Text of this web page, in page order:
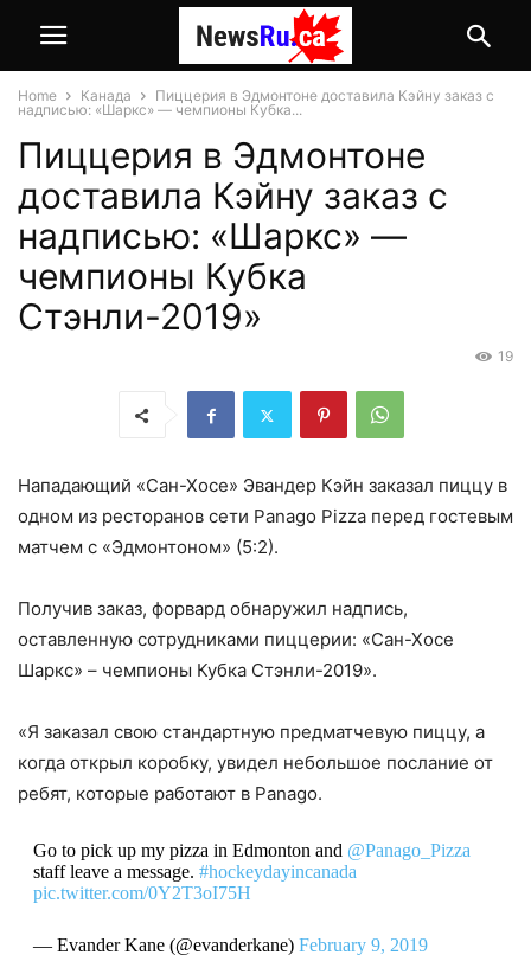
Home Канада
Пиццерия в Эдмонтоне доставила Кэйну заказ с
надписью: «Шаркс» — чемпионы Кубка...
Пиццерия в Эдмонтоне
доставила Кэйну заказ с
надписью: «Шаркс» —
чемпионы Кубка
Стэнли-2019»
19
Нападающий «Сан-Хосе» Эвандер Кэйн заказал пиццу в
одном из ресторанов сети Panago Pizza перед гостевым
матчем с «Эдмонтоном» (5:2).
Получив заказ, форвард обнаружил надпись,
оставленную сотрудниками пиццерии: «Сан-Хосе
Шаркс» – чемпионы Кубка Стэнли-2019».
«Я заказал свою стандартную предматчевую пиццу, а
когда открыл коробку, увидел небольшое послание от
ребят, которые работают в Panago.
Go to pick up my pizza in Edmonton and @Panago_Pizza
staff leave a message. #hockeydayincanada
pic.twitter.com/0Y2T3oI75H
— Evander Kane (@evanderkane) February 9, 2019